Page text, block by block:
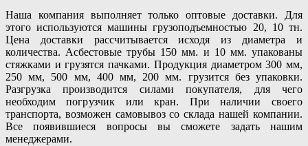
Наша компания выполняет только оптовые доставки. Для
этого используются машины грузоподъемностью 20, 10 тн.
Цена доставки рассчитывается исходя из диаметра и
количества. Асбестовые трубы 150 мм. и 10 мм. упакованы
стяжками и грузятся пачками. Продукция диаметром 300 мм,
250 мм, 500 мм, 400 мм, 200 мм. грузится без упаковки.
Разгрузка производится силами покупателя, для чего
необходим погрузчик или кран. При наличии своего
транспорта, возможен самовывоз со склада нашей компании.
Все появившиеся вопросы вы сможете задать нашим
менеджерами.